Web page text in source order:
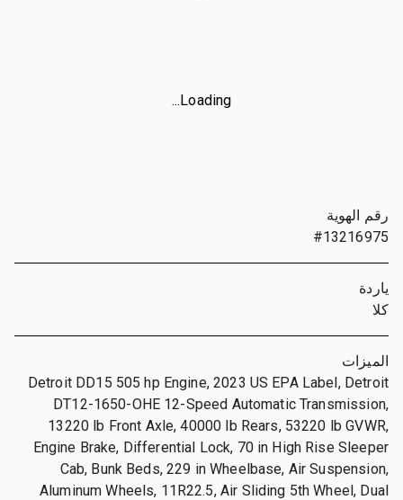
Loading...
رقم الهوية
#13216975
ياردة
كلا
الميزات
Detroit DD15 505 hp Engine, 2023 US EPA Label, Detroit
DT12-1650-OHE 12-Speed Automatic Transmission,
13220 lb Front Axle, 40000 lb Rears, 53220 lb GVWR,
Engine Brake, Differential Lock, 70 in High Rise Sleeper
Cab, Bunk Beds, 229 in Wheelbase, Air Suspension,
Aluminum Wheels, 11R22.5, Air Sliding 5th Wheel, Dual